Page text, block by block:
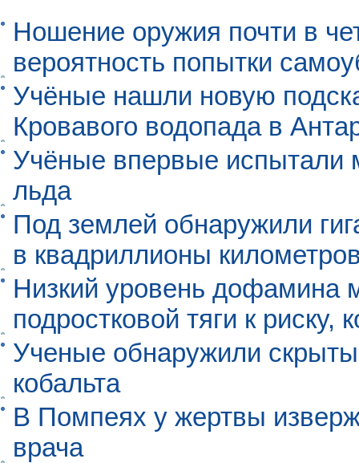
Ношение оружия почти в
вероятность попытки
Учёные нашли новую
Кровавого водопада в
Учёные впервые испытали
льда
Под землей обнаружили
в квадриллионы
Низкий уровень дофамина
подростковой тяги к риску,
Ученые обнаружили
кобальта
В Помпеях у жертвы
врача